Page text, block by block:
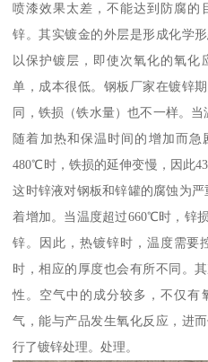
喷漆效果太差，不能达到防腐的
锌。其实镀金的外层是形成化学
以保护镀层，即使次氧化的氧
单，成本很低。钢板厂家在镀锌
同，铁损（铁水量）也不一样。
随着加热和保温时间的增加而
480℃时，铁损的延伸变慢，因此
这时锌液对钢板和锌罐的腐蚀为
着增加。当温度超过660℃时，锌
锌。因此，热镀锌时，温度需要
时，相应的厚度也会有所不同。
性。空气中的成分较多，不仅有
气，能与产品发生氧化反应，进
行了镀锌处理。处理。